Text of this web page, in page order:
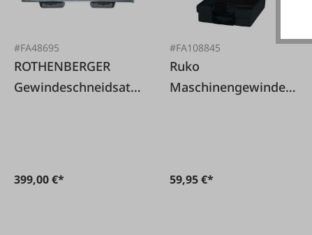
#FA48695
ROTHENBERGER
Gewindeschneidsatz
399,00 €*
#FA108845
Ruko
Maschinengewindeb
59,95 €*